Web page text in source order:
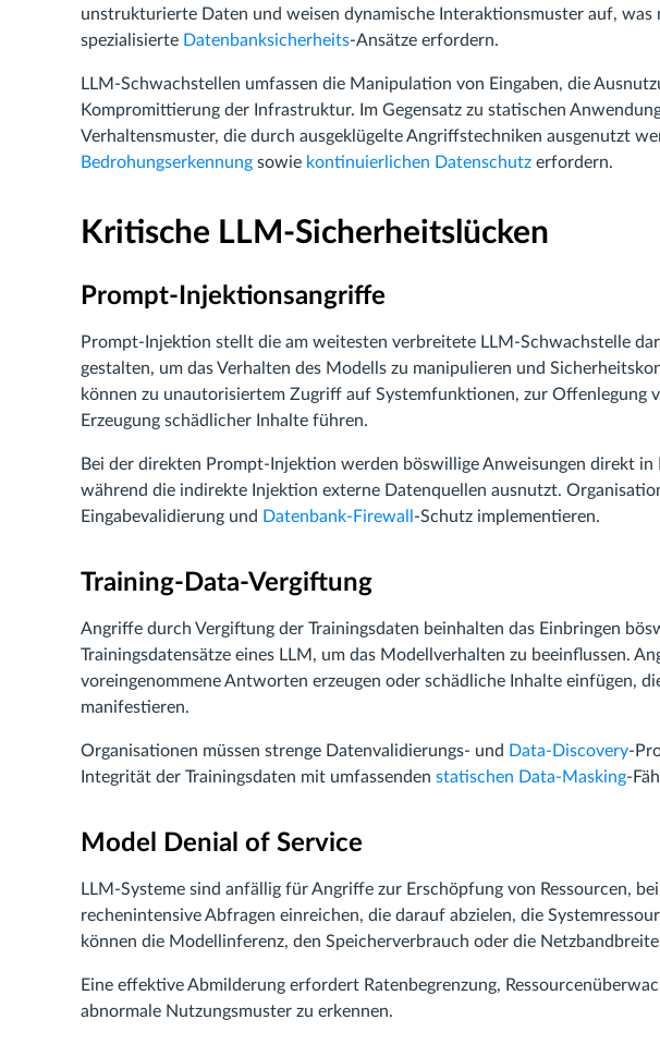
unstrukturierte Daten und weisen dynamische Interaktionsmuster auf,
spezialisierte Datenbanksicherheits-Ansätze erfordern.
LLM-Schwachstellen umfassen die Manipulation von Eingaben, die
Kompromittierung der Infrastruktur. Im Gegensatz zu statischen
Verhaltensmuster, die durch ausgeklügelte Angriffstechniken ausgenutzt
Bedrohungserkennung sowie kontinuierlichen Datenschutz erfordern.
Kritische LLM-Sicherheitslücken
Prompt-Injektionsangriffe
Prompt-Injektion stellt die am weitesten verbreitete LLM-Schwachstelle
gestalten, um das Verhalten des Modells zu manipulieren und
können zu unautorisiertem Zugriff auf Systemfunktionen, zur Offenlegung
Erzeugung schädlicher Inhalte führen.
Bei der direkten Prompt-Injektion werden böswillige Anweisungen direkt
während die indirekte Injektion externe Datenquellen ausnutzt.
Eingabevalidierung und Datenbank-Firewall -Schutz implementieren.
Training-Data-Vergiftung
Angriffe durch Vergiftung der Trainingsdaten beinhalten das Einbringen
Trainingsdatensätze eines LLM, um das Modellverhalten zu beeinflussen.
voreingenommene Antworten erzeugen oder schädliche Inhalte einfügen,
manifestieren.
Organisationen müssen strenge Datenvalidierungs- und Data-Discovery-
Integrität der Trainingsdaten mit umfassenden statischen Data-Masking-
Model Denial of Service
LLM-Systeme sind anfällig für Angriffe zur Erschöpfung von Ressourcen,
rechenintensive Abfragen einreichen, die darauf abzielen, die
können die Modellinferenz, den Speicherverbrauch oder die
Eine effektive Abmilderung erfordert Ratenbegrenzung,
abnormale Nutzungsmuster zu erkennen.